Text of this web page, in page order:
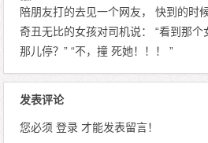
陪朋友打的去见一个网友， 快到的时
奇丑无比的女孩对司机说： “看到那个
那儿停？” “不，撞 死她！！！ ”
发表评论
您必须 登录才能发表留言！